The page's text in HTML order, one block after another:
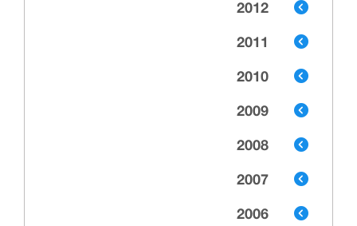
2012
2011
2010
2009
2008
2007
2006